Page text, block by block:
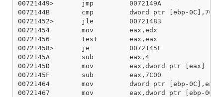
00721449>       jmp         0072149A
0072144B        cmp         dword ptr [ebp-0C],7C00
00721452>       jle         00721483
00721454        mov         eax,edx
00721456        test        eax,eax
00721458>       je          0072145F
0072145A        sub         eax,4
0072145D        mov         eax,dword ptr [eax]
0072145F        sub         eax,7C00
00721464        mov         dword ptr [ebp-0C],eax
00721467        mov         eax,dword ptr [ebp-0C]